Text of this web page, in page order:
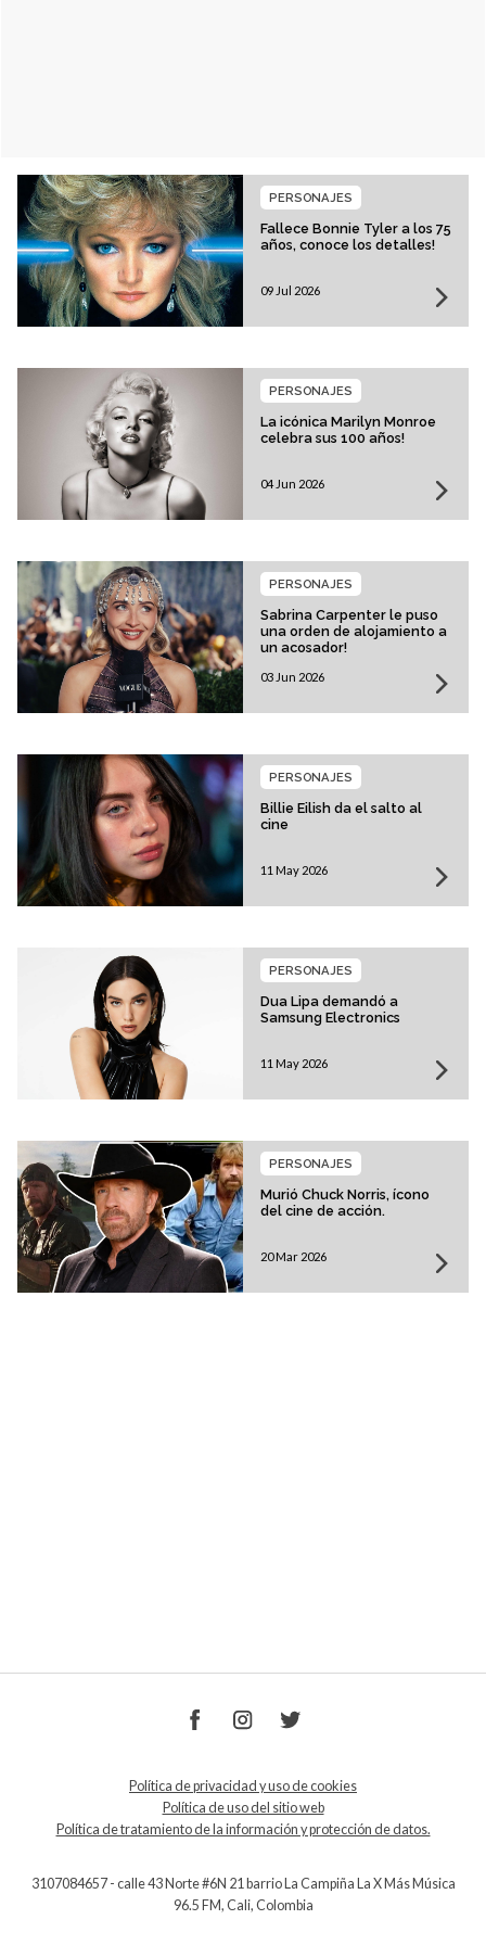
Fallece Bonnie Tyler a los 75
años, conoce los detalles!
PERSONAJES
09 Jul 2026
La icónica Marilyn Monroe
celebra sus 100 años!
PERSONAJES
04 Jun 2026
Sabrina Carpenter le puso
una orden de alojamiento a
un acosador!
PERSONAJES
03 Jun 2026
Billie Eilish da el salto al
cine
PERSONAJES
11 May 2026
Dua Lipa demandó a
Samsung Electronics
PERSONAJES
11 May 2026
Murió Chuck Norris, ícono
del cine de acción.
PERSONAJES
20 Mar 2026
Política de privacidad y uso de cookies
Política de uso del sitio web
Política de tratamiento de la información y protección de datos.
3107084657 - calle 43 Norte #6N 21 barrio La Campiña La X Más Música
96.5 FM, Cali, Colombia